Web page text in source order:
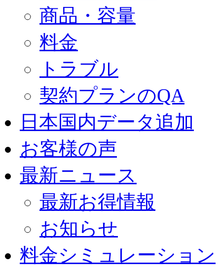
商品・容量
料金
トラブル
契約プランのQA
日本国内データ追加
お客様の声
最新ニュース
最新お得情報
お知らせ
料金シミュレーション